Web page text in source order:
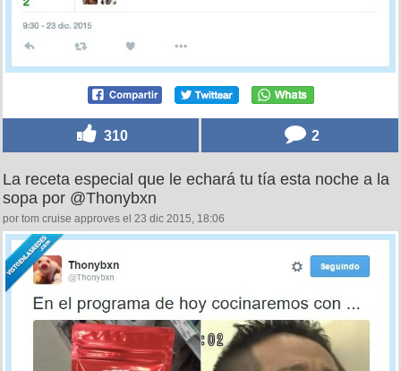
310 2
La receta especial que le echará tu tía esta noche a la
sopa por @Thonybxn
por tom cruise approves el 23 dic 2015, 18:06